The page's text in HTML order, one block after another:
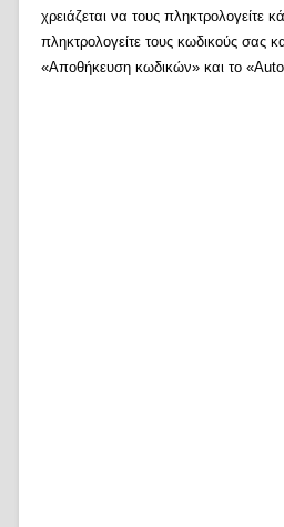
χρειάζεται να τους πληκτρολογείτε
πληκτρολογείτε τους κωδικούς σας
«Αποθήκευση κωδικών» και το